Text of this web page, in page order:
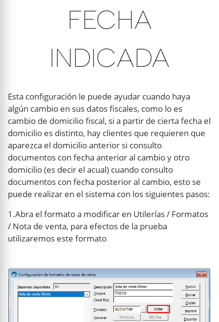
FECHA
INDICADA
Esta configuración le puede ayudar cuando haya
algún cambio en sus datos fiscales, como lo es
cambio de domicilio fiscal, si a partir de cierta fecha el
domicilio es distinto, hay clientes que requieren que
aparezca el domicilio anterior si consulto
documentos con fecha anterior al cambio y otro
domicilio (es decir el acual) cuando consulto
documentos con fecha posterior al cambio, esto se
puede realizar en el sistema con los siguientes pasos:
1.Abra el formato a modificar en Utilerías / Formatos
/ Nota de venta, para efectos de la prueba
utilizaremos este formato